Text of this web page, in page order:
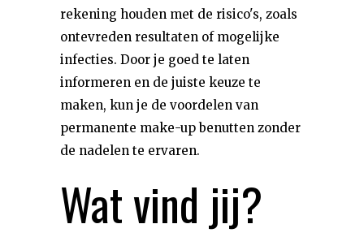
rekening houden met de risico's, zoals
ontevreden resultaten of mogelijke
infecties. Door je goed te laten
informeren en de juiste keuze te
maken, kun je de voordelen van
permanente make-up benutten zonder
de nadelen te ervaren.
Wat vind jij?